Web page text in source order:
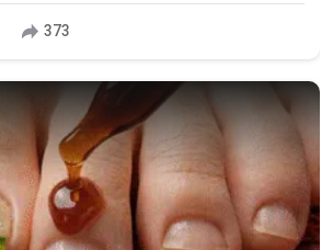
373